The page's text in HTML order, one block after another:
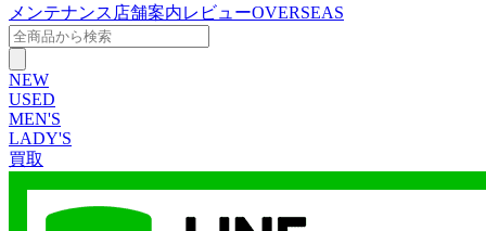
メンテナンス 店舗案内レビューOVERSEAS
NEW
USED
MEN'S
LADY'S
買取